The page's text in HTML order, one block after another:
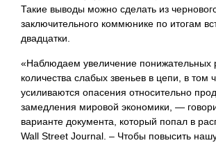
Такие выводы можно сделать из
заключительного коммюнике по итогам
двадцатки.
«Наблюдаем увеличение понижательных
количества слабых звеньев в цепи, в том
усиливаются опасения относительно
замедления мировой экономики, —
варианте документа, который попал в
Wall Street Journal. – Чтобы повысить нашу